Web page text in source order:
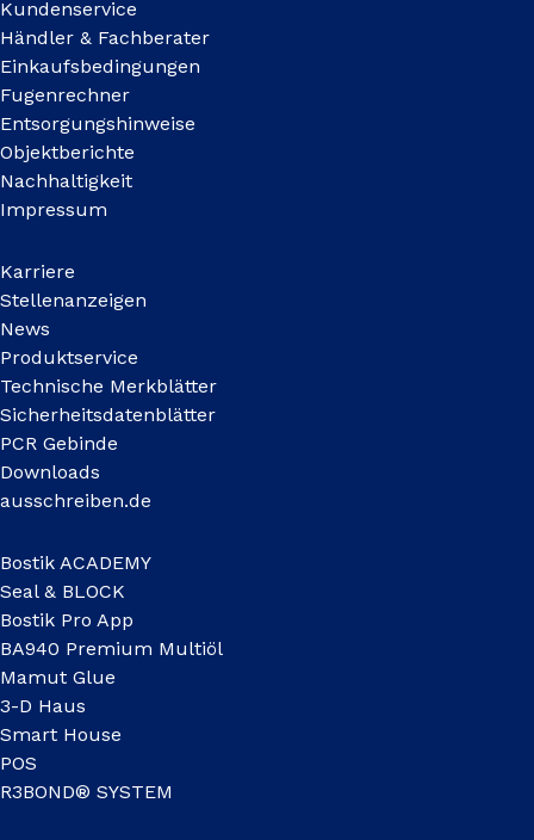
Kundenservice
Händler & Fachberater
Einkaufsbedingungen
Fugenrechner
Entsorgungshinweise
Objektberichte
Nachhaltigkeit
Impressum
Karriere
Stellenanzeigen
News
Produktservice
Technische Merkblätter
Sicherheitsdatenblätter
PCR Gebinde
Downloads
ausschreiben.de
Bostik ACADEMY
Seal & BLOCK
Bostik Pro App
BA940 Premium Multiöl
Mamut Glue
3-D Haus
Smart House
POS
R3BOND® SYSTEM